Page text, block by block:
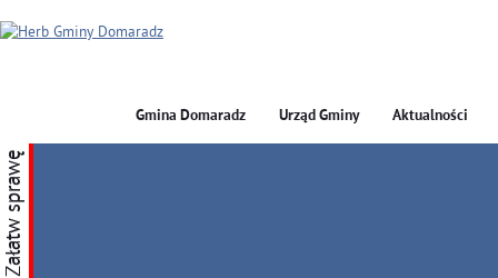
GMINA DOMARADZ
Gmina Domaradz Urząd Gminy Aktualności
Załatw sprawę